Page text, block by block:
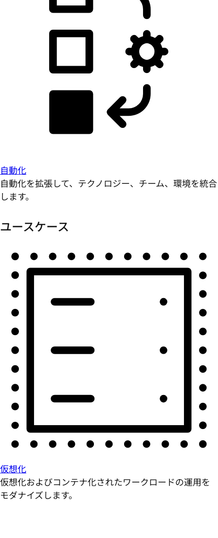
自動化
自動化を拡張して、テクノロジー、チーム、環境を統合
します。
ユースケース
仮想化
仮想化およびコンテナ化されたワークロードの運用を
モダナイズします。